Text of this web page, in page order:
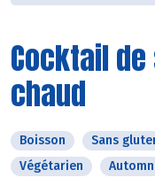
Cocktail
chaud
Boisson Sans
Végétarien